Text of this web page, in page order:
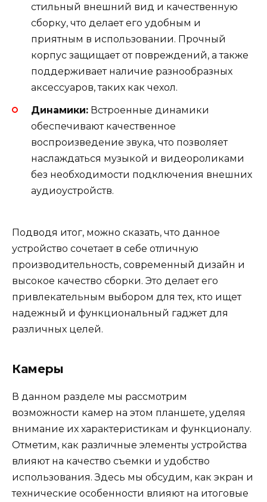
стильный внешний вид и качественную
сборку, что делает его удобным и
приятным в использовании. Прочный
корпус защищает от повреждений, а также
поддерживает наличие разнообразных
аксессуаров, таких как чехол.
Динамики: Встроенные динамики
обеспечивают качественное
воспроизведение звука, что позволяет
наслаждаться музыкой и видеороликами
без необходимости подключения внешних
аудиоустройств.
Подводя итог, можно сказать, что данное
устройство сочетает в себе отличную
производительность, современный дизайн и
высокое качество сборки. Это делает его
привлекательным выбором для тех, кто ищет
надежный и функциональный гаджет для
различных целей.
Камеры
В данном разделе мы рассмотрим
возможности камер на этом планшете, уделяя
внимание их характеристикам и функционалу.
Отметим, как различные элементы устройства
влияют на качество съемки и удобство
использования. Здесь мы обсудим, как экран и
технические особенности влияют на итоговые